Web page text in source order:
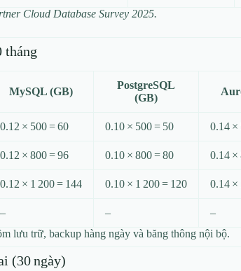
Cloud Database Survey 2025.
tháng
MySQL (GB)
PostgreSQL
(GB)
0.12 × 500 = 60 0.10 × 500 = 50 0.14 ×
0.12 × 800 = 96 0.10 × 800 = 80 0.14 ×
0.12 × 1 200 = 144 0.10 × 1 200 = 120 0.14 ×
– – –
lưu trữ, backup hàng ngày và băng thông nội bộ.
(30 ngày)